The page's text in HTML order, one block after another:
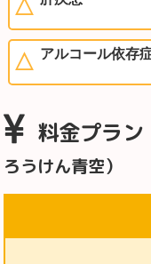
アルコール依存
料金プラン
ろうけん青空）